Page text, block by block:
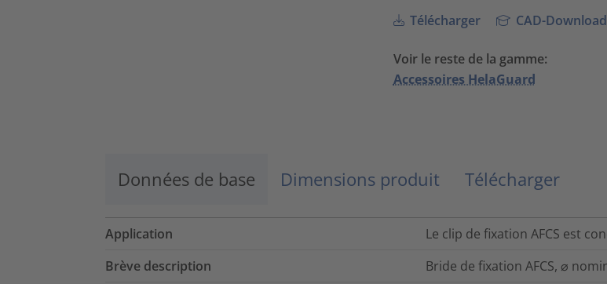
Télécharger CAD-Download
Voir le reste de la gamme:
Accessoires HelaGuard
Données de base Dimensions produit Télécharger
Application
Le clip de fixation AFCS est
Brève description
Bride de fixation AFCS, ⌀